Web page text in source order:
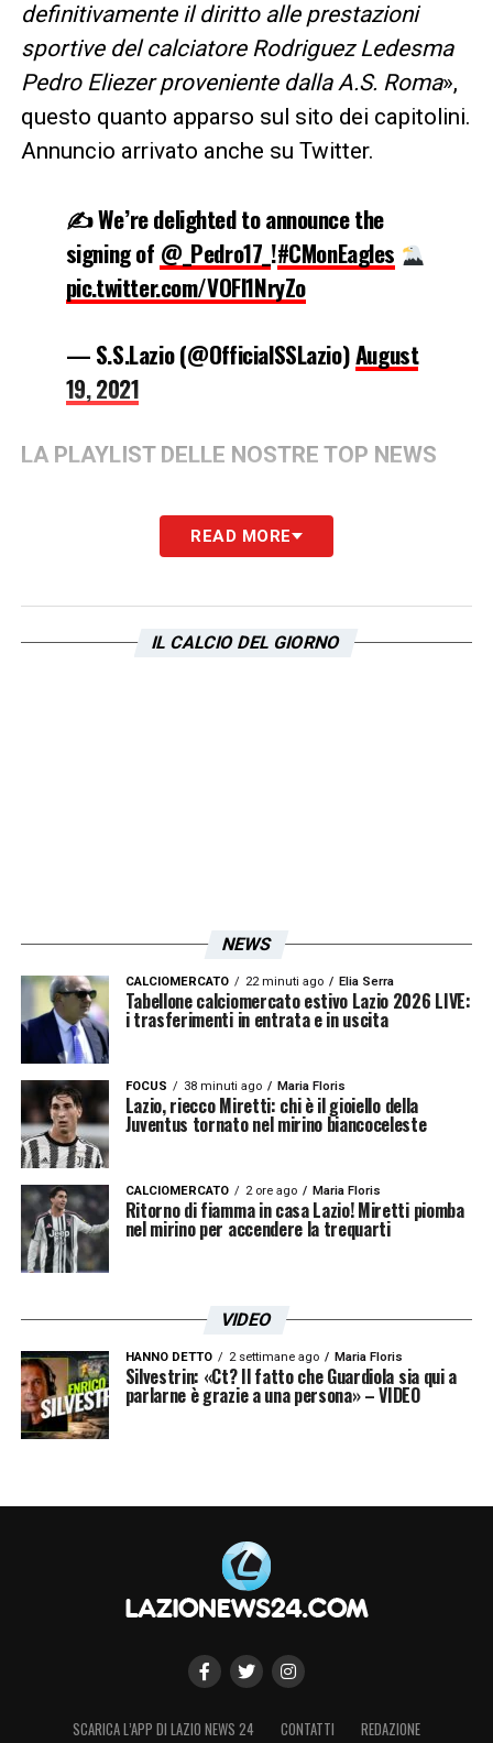
definitivamente il diritto alle prestazioni
sportive del calciatore Rodriguez Ledesma
Pedro Eliezer proveniente dalla A.S. Roma»,
questo quanto apparso sul sito dei capitolini.
Annuncio arrivato anche su Twitter.
✍️ We’re delighted to announce the
signing of @_Pedro17_ !#CMonEagles
pic.twitter.com/VOFl1NryZo
— S.S.Lazio (@OfficialSSLazio)August
19, 2021
LA PLAYLIST DELLE NOSTRE TOP NEWS
READ MORE
IL CALCIO DEL GIORNO
NEWS
CALCIOMERCATO 22 minuti ago Elia Serra
Tabellone calciomercato estivo Lazio 2026 LIVE:
i trasferimenti in entrata e in uscita
FOCUS 38 minuti ago Maria Floris
Lazio, riecco Miretti: chi è il gioiello della
Juventus tornato nel mirino biancoceleste
CALCIOMERCATO 2 ore ago Maria Floris
Ritorno di fiamma in casa Lazio! Miretti piomba
nel mirino per accendere la trequarti
VIDEO
HANNO DETTO 2 settimane ago Maria Floris
Silvestrin: «Ct? Il fatto che Guardiola sia qui a
parlarne è grazie a una persona» – VIDEO
SCARICA L’APP DI LAZIO NEWS 24 CONTATTI REDAZIONE